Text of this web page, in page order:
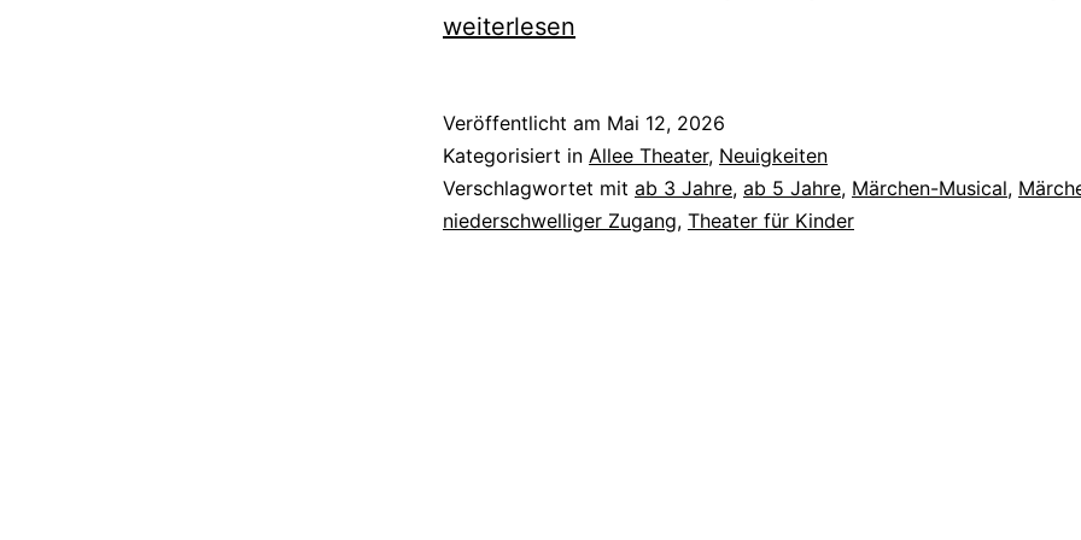
weiterlesen
Veröffentlicht am Mai 12, 2026
Kategorisiert in Allee Theater, Neuigkeiten
Verschlagwortet mit ab 3 Jahre, ab 5 Jahre, Märchen-Musical,
niederschwelliger Zugang, Theater für Kinder